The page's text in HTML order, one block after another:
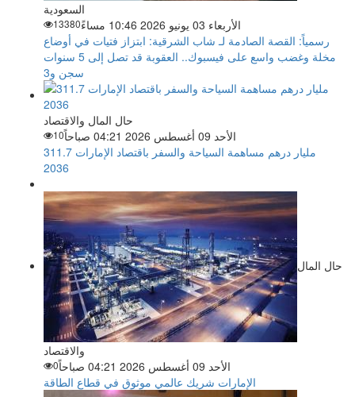
السعودية
الأربعاء 03 يونيو 2026 10:46 مساءً
13380
رسمياً: القصة الصادمة لـ شاب الشرقية: ابتزاز فتيات في أوضاع
مخلة وغضب واسع على فيسبوك.. العقوبة قد تصل إلى 5 سنوات
سجن و3
حال المال والاقتصاد
الأحد 09 أغسطس 2026 04:21 صباحاً
10
311.7 مليار درهم مساهمة السياحة والسفر باقتصاد الإمارات
2036
حال المال
والاقتصاد
الأحد 09 أغسطس 2026 04:21 صباحاً
0
الإمارات شريك عالمي موثوق في قطاع الطاقة